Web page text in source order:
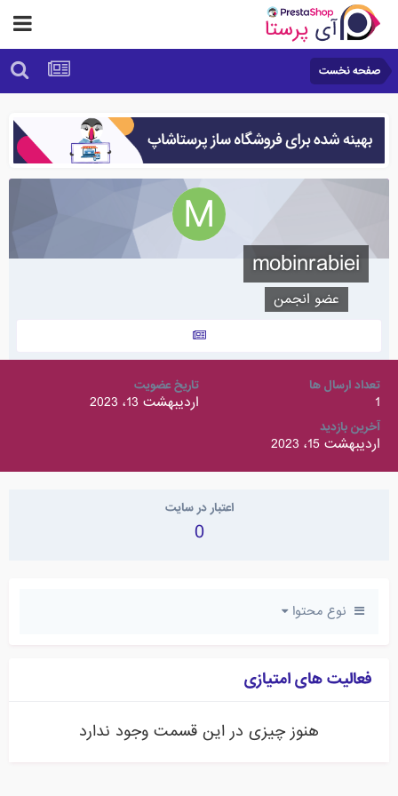
صفحه نخست
mobinrabiei
عضو انجمن
تعداد ارسال ها
1
تاریخ عضویت
اردیبهشت 13، 2023
آخرین بازدید
اردیبهشت 15، 2023
اعتبار در سایت
0
نوع محتوا
فعالیت های امتیازی
هنوز چیزی در این قسمت وجود ندارد